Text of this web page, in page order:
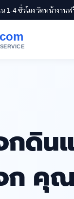
1-4 ชั่วโมง วัดหน้างานฟ
กดิ
ก คุ